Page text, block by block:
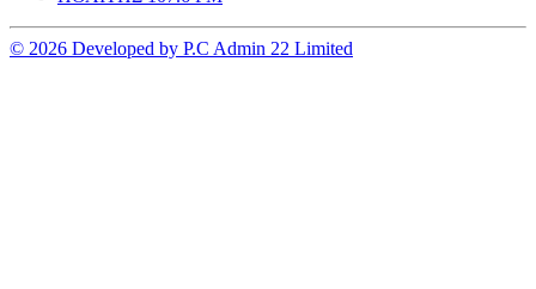
© 2026 Developed by P.C Admin 22 Limited